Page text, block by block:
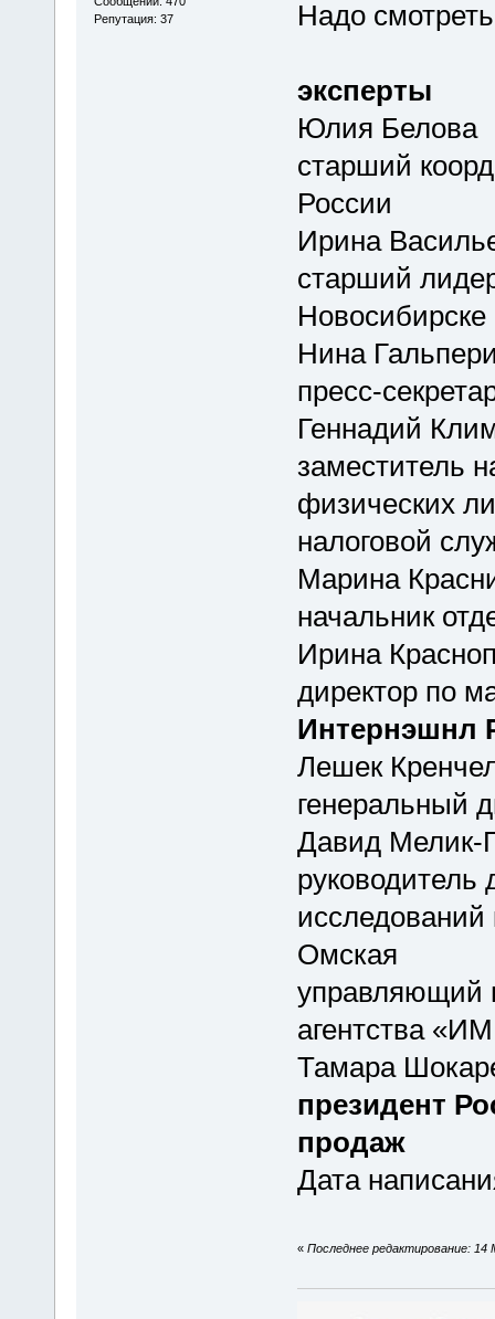
Репутация: 37
Надо
эксперты
Юлия Белова
старший
России
Ирина
старший
Новосибирске
Нина
пресс-
Геннадий
заместитель
физических
налоговой
Марина
начальник
Ирина
директор по
Интернэшнл
Лешек
генеральный
Давид Мелик-
руководитель
Омская
управляющий
агентства
Тамара
президент
продаж
Дата
« Последнее редактирование: